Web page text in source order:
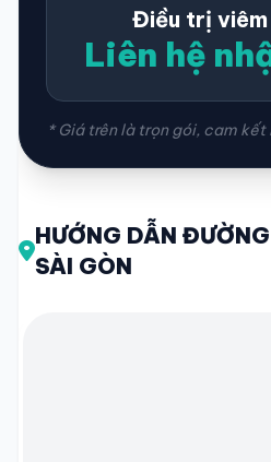
Điều trị viêm
Liên hệ
* Giá trên là trọn gói, cam
HƯỚNG DẪN
SÀI GÒN